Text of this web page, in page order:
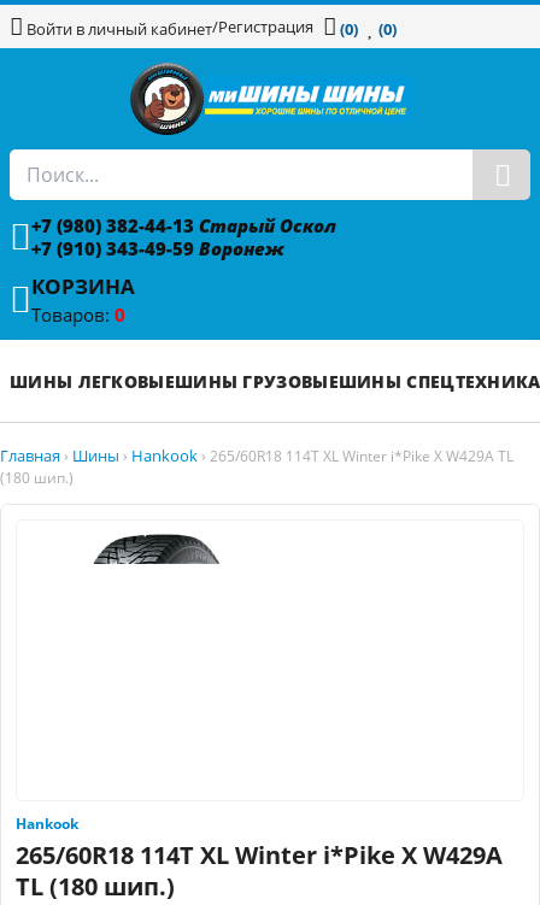
Войти в личный кабинет/Регистрация (0) (0)
+7 (980) 382-44-13 Старый Оскол
+7 (910) 343-49-59 Воронеж
КОРЗИНА
Товаров: 0
ШИНЫ ЛЕГКОВЫЕШИНЫ ГРУЗОВЫЕШИНЫ СПЕЦТЕХНИКА
Главная › Шины › Hankook › 265/60R18 114T XL Winter i*Pike X W429A TL
(180 шип.)
Hankook
265/60R18 114T XL Winter i*Pike X W429A
TL (180 шип.)